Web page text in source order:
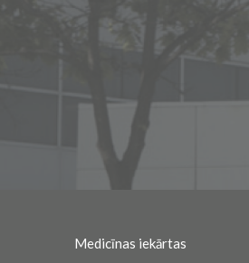
Medicīnas iekārtas